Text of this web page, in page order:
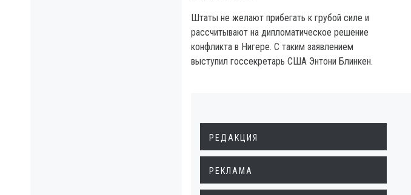
Штаты не желают прибегать к грубой силе и
рассчитывают на дипломатическое решение
конфликта в Нигере. С таким заявлением
выступил госсекретарь США Энтони Блинкен.
РЕДАКЦИЯ
РЕКЛАМА